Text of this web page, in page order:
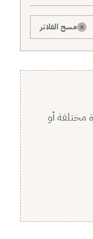
× مسح الفلاتر
مختلفة أو